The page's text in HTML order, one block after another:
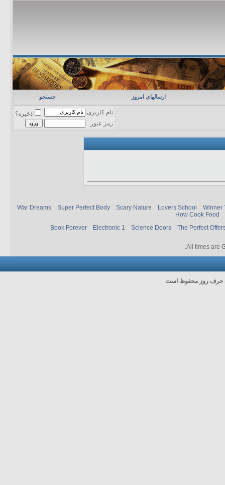
ارسالهاي امروز جستجو
نام کاربری
ذخیره؟
رمز عبور
War Dreams Super Perfect Body Scary Nature Lovers School
Winner
How Cook Food
Book Forever
Electronic 1 Science Doors The Perfect
All times are